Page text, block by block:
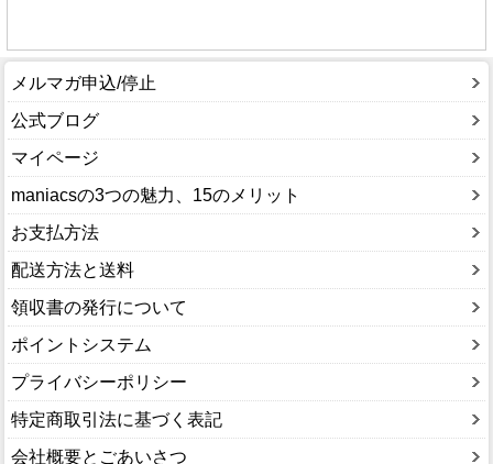
メルマガ申込/停止
公式ブログ
マイページ
maniacsの3つの魅力、15のメリット
お支払方法
配送方法と送料
領収書の発行について
ポイントシステム
プライバシーポリシー
特定商取引法に基づく表記
会社概要とごあいさつ